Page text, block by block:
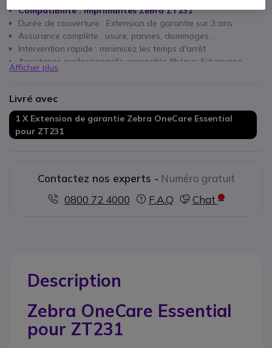
Compatibilité : imprimantes Zebra ZT231
Durée de couverture : Extension de garantie sur 3 ans
Assurance complète : usure, pannes, dommages...
Intervention rapide : minimisez les temps d'arrêt
Assistance professionnelle accessible 8h/jour, 5j/semaine
À se procurer dans les 30 jours suivant l'achat de
Afficher plus
Livré avec
1 X Extension de garantie Zebra OneCare Essential
pour ZT231
Contactez nos experts - Numéro gratuit
0800 72 4000
F.A.Q Chat
Description
Zebra OneCare Essential
pour ZT231